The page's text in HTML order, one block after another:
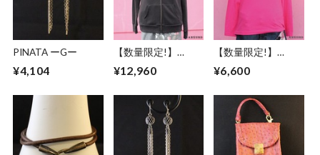
PINATA ーGー
¥4,104
【数量限定!】
前開き 龍 ガンメタ
GRAY 裏毛 薄手アブ
サード
DRAGON3.1.2（DG
¥12,960
【数量限定!】
シャツ メンズ レデ
シンプル 金色 ピン
ク PINK アブサー
LOGOSTITCH（P）
¥6,600